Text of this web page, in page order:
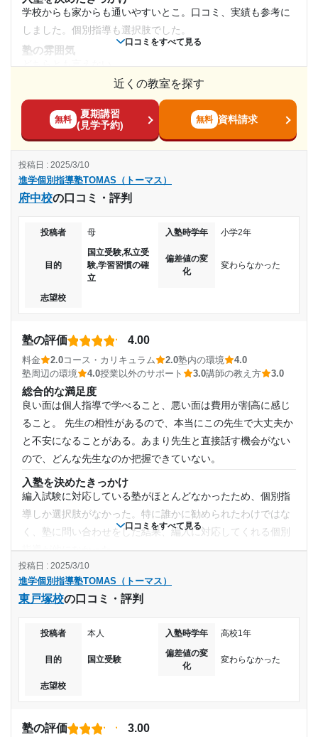
40,001円〜50,000円
達成
目的の達成理由
満足出来る大学に合格することが出来たから。しかしな
がらこの塾で対策した大学に合格したわけではないの
で、その点は悔しい。
志望校と合格状況
第一志望校：
第二志望校：
外でも勉強をすることができます。また、面談室もありま
す。
授業以外のサポート
(相談・面談、家庭学習のサポート、授業以外のコミュニケーション等)
で面談をすることができる為、安心できます。
利用詳細
通塾期間
2021年6月〜2022年3月(10ヶ月)
入塾時の学年
週2日
1日あたりの授業時間
1時間～2時間未満
月額料金
20,001円〜30,000円
目的の達成度
目的の達成理由
することができました。また、面談なども行なってくれ
るため、安心して受験することもできます。
志望校と合格状況
第二志望校：
口コミをすべて見る
学校からも家からも通いやすいとこ。口コミ、実績も参考に
しました。個別指導も選択肢でした。
塾の雰囲気
金額が妥当かどうかは正直分かりかねますが、結果、合格し
たし、コマの調整も柔軟に出来た
コース・カリキュラム
きましたが、現在の受験傾向を的確に教えていただいた
講師の教え方
学生のアルバイト講師もいると聞いて不安が有ったが、結
塾内の環境
個別指導塾を本人も希望していたのでよかった。自習室も有
り、清潔で良い環境だと思いました
塾周辺の環境
駅から近い。駅からの導線も暗い道を一切通らない。自分も
授業以外のサポート
よく電話がきてましたが親切丁寧な事に感心しました。金銭
面しか自分は知らないが、本人はおおむね満足していまし
た。
利用詳細
通塾期間
2023年7月〜2024年2月(8ヶ月)
入塾時の学年
受講コース
通年
通塾頻度
近くの教室を探す
無料
夏期講習
(見学予約)
無料 資料請求
口コミをすべて見る
進学個別指導塾TOMAS（トーマス）
府中校の口コミ・評判
投稿日 : 2025/3/10
投稿者 母 入塾時学年 小学2年
目的
国立受験,私立受
験,学習習慣の確
立
偏差値の変
化
変わらなかった
志望校
塾の評価 4.00
料金 2.0コース・カリキュラム 2.0塾内の環境
4.0
塾周辺の環境
4.0授業以外のサポート 3.0講師の教え方 3.0
総合的な満足度
良い面は個人指導で学べること、悪い面は費用が割高に感じ
ること。 先生の相性があるので、本当にこの先生で大丈夫か
と不安になることがある。あまり先生と直接話す機会がない
ので、どんな先生なのか把握できていない。
入塾を決めたきっかけ
編入試験に対応している塾がほとんどなかったため、個別指
導しか選択肢がなかった。特に誰かに勧められたわけではな
く、塾に問い合わせをした結果、編入に対応してくれる個別
塾の雰囲気
やや自由
料金
が大変なので、用事があっても安易に変更できず不便に感じ
1科目だけの受講なので割高な感じがある。そのぶん効果を期
講師の教え方
進学個別指導塾TOMAS（トーマス）
東戸塚校の口コミ・評判
投稿日 : 2025/3/10
投稿者 本人 入塾時学年 高校1年
目的 国立受験
偏差値の変
化
変わらなかった
志望校
塾の評価 3.00